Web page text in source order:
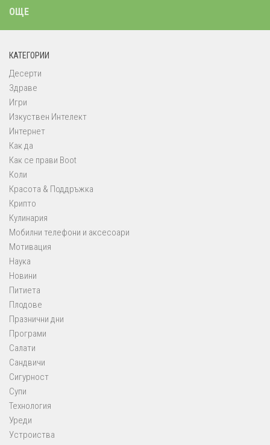
ОЩЕ
КАТЕГОРИИ
Десерти
Здраве
Игри
Изкуствен Интелект
Интернет
Как да
Как се прави Boot
Коли
Красота & Поддръжка
Крипто
Кулинария
Мобилни телефони и аксесоари
Мотивация
Наука
Новини
Питиета
Плодове
Празнични дни
Програми
Салати
Сандвичи
Сигурност
Супи
Технология
Уреди
Устроиства